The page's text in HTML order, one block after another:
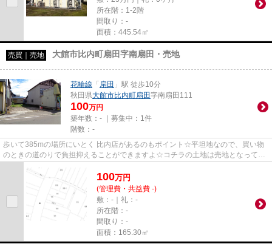
所在階：1-2階
間取り：-
面積：445.54㎡
売買｜売地 大館市比内町扇田字南扇田・売地
花輪線 「 扇田 」駅 徒歩10分
秋田県大館市比内町扇田字南扇田111
100万円
築年数：- ｜募集中： 1件
階数：-
歩いて385mの場所にいとく 比内店があるのもポイント☆平坦地なので、買い物
のときの道のりで負担抑えることができますよ☆コチラの土地は売地となってお
100万円
(管理費・共益費 -)
敷：-｜礼：-
所在階：-
間取り：-
面積：165.30㎡